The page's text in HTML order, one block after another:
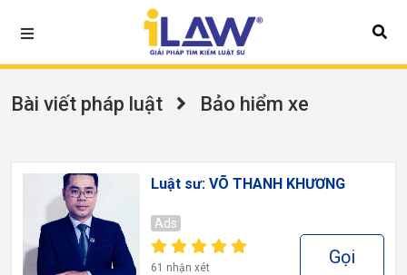
Bài viết pháp luật Bảo hiểm xe
Luật sư: VÕ THANH KHƯƠNG
Ads
61 nhận xét Gọi